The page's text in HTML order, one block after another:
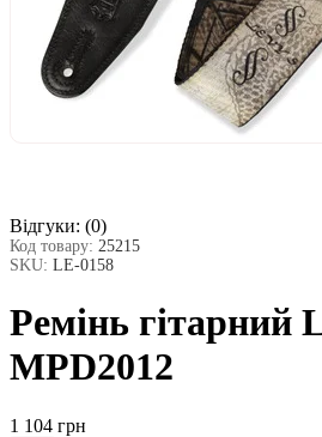
Відгуки: (0)
Код товару: 25215
SKU: LE-0158
Ремінь гітарний
MPD2012
1 104 грн